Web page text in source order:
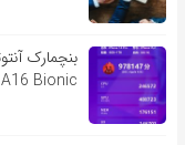
A16 Bionic حکایت دارد